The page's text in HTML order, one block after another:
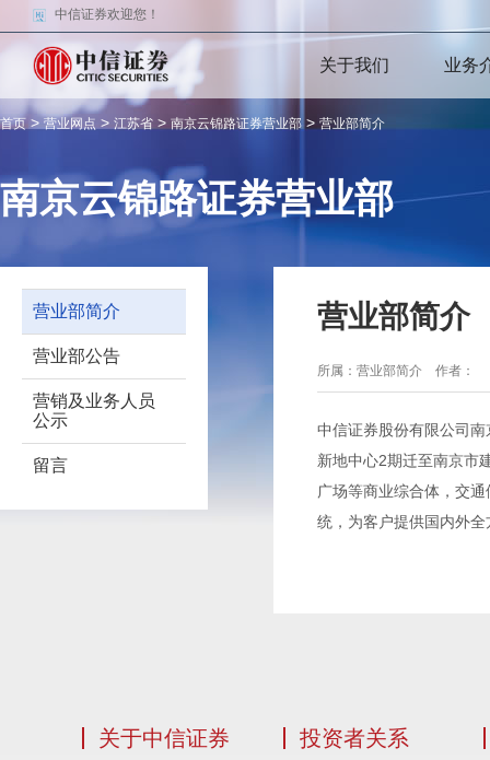
中信证券欢迎您！
关于我们 业务
首页> 营业网点 > 江苏省 > 南京云锦路证券营业部 > 营业部简介
南京云锦路证券营业部
营业部简介
营业部公告
营销及业务人员
公示
留言
营业部简介
所属：营业部简介 作者：
中信证券股份有限公司
新地中心2期迁至南京市
广场等商业综合体，交
统，为客户提供国内外
关于中信证券 投资者关系